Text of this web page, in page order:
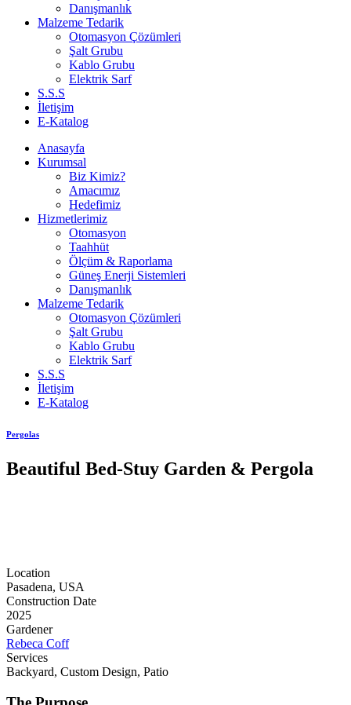
Danışmanlık
Malzeme Tedarik
Otomasyon Çözümleri
Şalt Grubu
Kablo Grubu
Elektrik Sarf
S.S.S
İletişim
E-Katalog
Anasayfa
Kurumsal
Biz Kimiz?
Amacımız
Hedefimiz
Hizmetlerimiz
Otomasyon
Taahhüt
Ölçüm & Raporlama
Güneş Enerji Sistemleri
Danışmanlık
Malzeme Tedarik
Otomasyon Çözümleri
Şalt Grubu
Kablo Grubu
Elektrik Sarf
S.S.S
İletişim
E-Katalog
Pergolas
Beautiful Bed-Stuy Garden & Pergola
Location
Pasadena, USA
Construction Date
2025
Gardener
Rebeca Coff
Services
Backyard, Custom Design, Patio